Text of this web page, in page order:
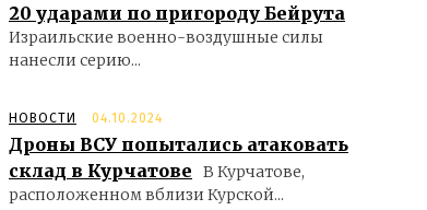
20 ударами по пригороду Бейрута
Израильские военно-воздушные силы
нанесли серию...
НОВОСТИ 04.10.2024
Дроны ВСУ попытались атаковать
склад в Курчатове
В Курчатове,
расположенном вблизи Курской...